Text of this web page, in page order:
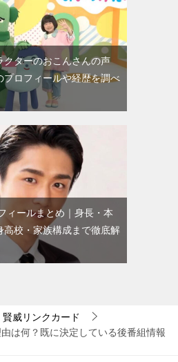
クターのおこんさんの声
プロフィールや経歴を調べ
ィールまとめ｜身長・本
高校・家族構成まで徹底解
賢威リンクカード
は何？既に決定している後番組情報